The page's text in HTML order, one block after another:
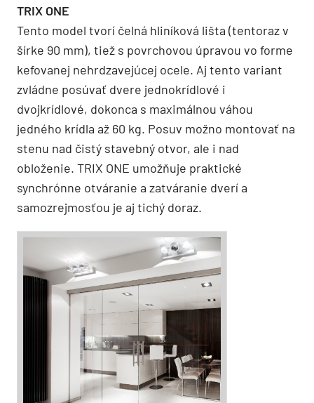
TRIX ONE
Tento model tvorí čelná hliníková lišta (tentoraz v
šírke 90 mm), tiež s povrchovou úpravou vo forme
kefovanej nehrdzavejúcej ocele. Aj tento variant
zvládne posúvať dvere jednokrídlové i
dvojkrídlové, dokonca s maximálnou váhou
jedného krídla až 60 kg. Posuv možno montovať na
stenu nad čistý stavebný otvor, ale i nad
obloženie. TRIX ONE umožňuje praktické
synchrónne otváranie a zatváranie dverí a
samozrejmosťou je aj tichý doraz.